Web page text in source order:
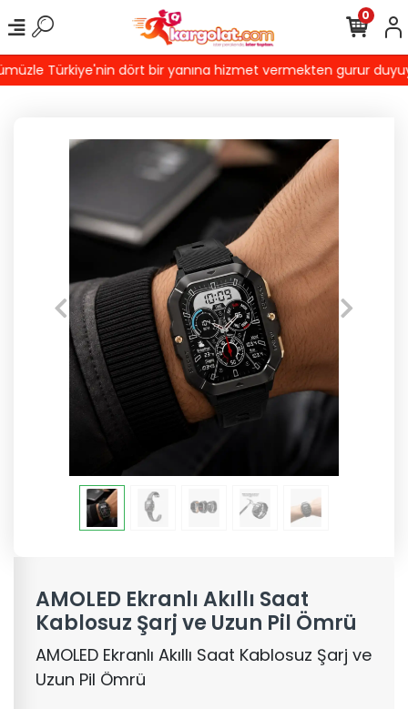
Türkiye'nin dört bir yanına hizmet vermekten gurur
0
AMOLED Ekranlı Akıllı Saat
Kablosuz Şarj ve Uzun Pil Ömrü
AMOLED Ekranlı Akıllı Saat Kablosuz Şarj ve
Uzun Pil Ömrü